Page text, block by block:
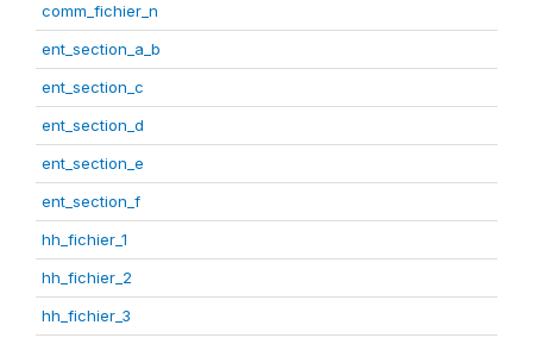
comm_fichier_n
ent_section_a_b
ent_section_c
ent_section_d
ent_section_e
ent_section_f
hh_fichier_1
hh_fichier_2
hh_fichier_3